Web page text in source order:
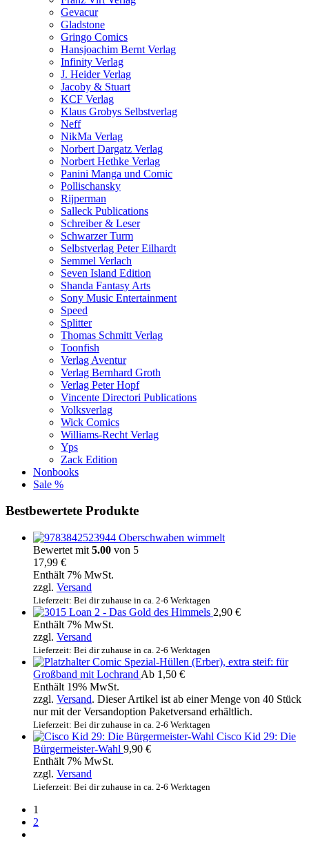
Gevacur
Gladstone
Gringo Comics
Hansjoachim Bernt Verlag
Infinity Verlag
J. Heider Verlag
Jacoby & Stuart
KCF Verlag
Klaus Grobys Selbstverlag
Neff
NikMa Verlag
Norbert Dargatz Verlag
Norbert Hethke Verlag
Panini Manga und Comic
Pollischansky
Rijperman
Salleck Publications
Schreiber & Leser
Schwarzer Turm
Selbstverlag Peter Eilhardt
Semmel Verlach
Seven Island Edition
Shanda Fantasy Arts
Sony Music Entertainment
Speed
Splitter
Thomas Schmitt Verlag
Toonfish
Verlag Aventur
Verlag Bernhard Groth
Verlag Peter Hopf
Vincente Directori Publications
Volksverlag
Wick Comics
Williams-Recht Verlag
Yps
Zack Edition
Nonbooks
Sale %
Bestbewertete Produkte
Oberschwaben wimmelt
Bewertet mit 5.00 von 5
17,99 €
Enthält 7% MwSt.
zzgl. Versand
Lieferzeit: Bei dir zuhause in ca. 2-6 Werktagen
Loan 2 - Das Gold des Himmels 2,90 €
Enthält 7% MwSt.
zzgl. Versand
Lieferzeit: Bei dir zuhause in ca. 2-6 Werktagen
Comic Spezial-Hüllen (Erber), extra steif: für
Großband mit Lochrand Ab 1,50 €
Enthält 19% MwSt.
zzgl. Versand. Dieser Artikel ist ab einer Menge von 40 Stück
nur mit der Versandoption Paketversand erhältlich.
Lieferzeit: Bei dir zuhause in ca. 2-6 Werktagen
Cisco Kid 29: Die
Bürgermeister-Wahl 9,90 €
Enthält 7% MwSt.
zzgl. Versand
Lieferzeit: Bei dir zuhause in ca. 2-6 Werktagen
1
2